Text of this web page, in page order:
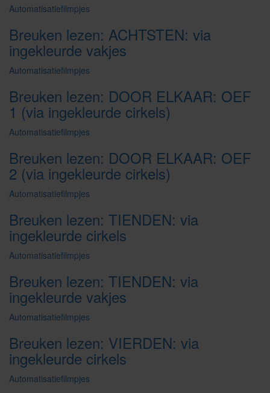
Automatisatiefilmpjes
Breuken lezen: ACHTSTEN: via
ingekleurde vakjes
Automatisatiefilmpjes
Breuken lezen: DOOR ELKAAR: OEF
1 (via ingekleurde cirkels)
Automatisatiefilmpjes
Breuken lezen: DOOR ELKAAR: OEF
2 (via ingekleurde cirkels)
Automatisatiefilmpjes
Breuken lezen: TIENDEN: via
ingekleurde cirkels
Automatisatiefilmpjes
Breuken lezen: TIENDEN: via
ingekleurde vakjes
Automatisatiefilmpjes
Breuken lezen: VIERDEN: via
ingekleurde cirkels
Automatisatiefilmpjes